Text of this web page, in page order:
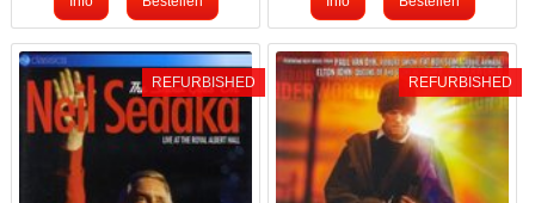
REFURBISHED REFURBISHED